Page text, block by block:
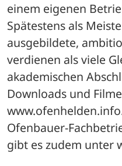
einem eigenen
Spätestens als
ausgebildete,
verdienen als viele
akademischen
Downloads und
Ofenbauer-
gibt es zudem unter